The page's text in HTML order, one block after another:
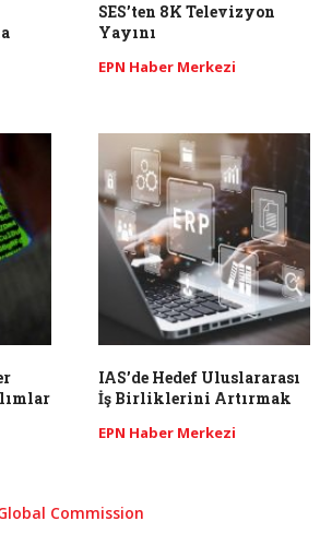
SES’ten 8K Televizyon
Yayını
EPN Haber Merkezi
IAS’de Hedef Uluslararası
İş Birliklerini Artırmak
EPN Haber Merkezi
Commission